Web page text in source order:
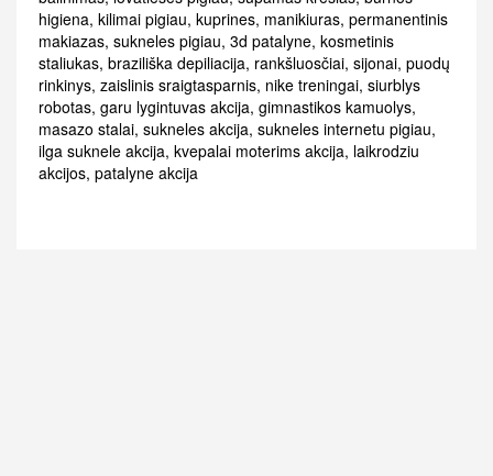
higiena, kilimai pigiau, kuprines, manikiuras, permanentinis
makiazas, sukneles pigiau, 3d patalyne, kosmetinis
staliukas, braziliška depiliacija, rankšluosčiai, sijonai, puodų
rinkinys, zaislinis sraigtasparnis, nike treningai, siurblys
robotas, garu lygintuvas akcija, gimnastikos kamuolys,
masazo stalai, sukneles akcija, sukneles internetu pigiau,
ilga suknele akcija, kvepalai moterims akcija, laikrodziu
akcijos, patalyne akcija